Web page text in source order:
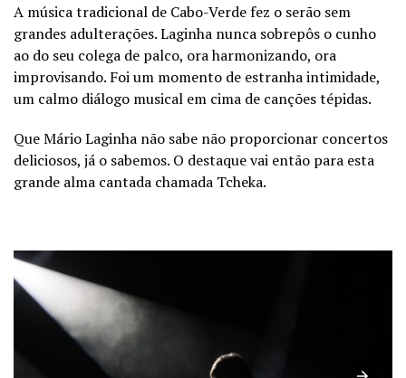
A música tradicional de Cabo-Verde fez o serão sem
grandes adulterações. Laginha nunca sobrepôs o cunho
ao do seu colega de palco, ora harmonizando, ora
improvisando. Foi um momento de estranha intimidade,
um calmo diálogo musical em cima de canções tépidas.
Que Mário Laginha não sabe não proporcionar concertos
deliciosos, já o sabemos. O destaque vai então para esta
grande alma cantada chamada Tcheka.